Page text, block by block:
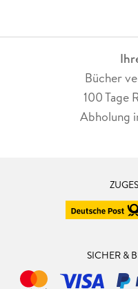
Bücher
100 Tage
Abholung
SICHER &